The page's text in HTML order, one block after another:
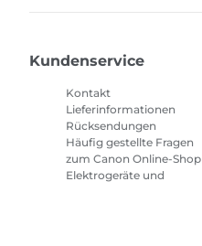
Kundenservice
Kontakt
Lieferinformationen
Rücksendungen
Häufig gestellte Fragen
zum Canon Online-Shop
Elektrogeräte und